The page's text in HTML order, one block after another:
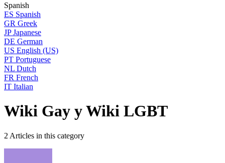
Spanish
ES Spanish
GR Greek
JP Japanese
DE German
US English (US)
PT Portuguese
NL Dutch
FR French
IT Italian
Wiki Gay y Wiki LGBT
2 Articles in this category